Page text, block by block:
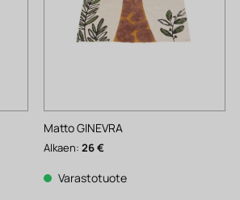
Matto GINEVRA
Alkaen:26€
Varastotuote